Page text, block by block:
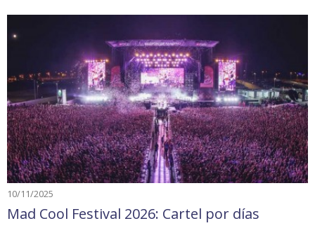
10/11/2025
Mad Cool Festival 2026: Cartel por días